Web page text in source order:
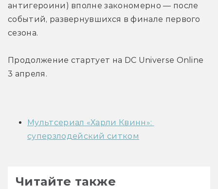
антигероини) вполне закономерно — после
событий, развернувшихся в финале первого
сезона.
Продолжение стартует на DC Universe Online
3 апреля.
Мультсериал «Харли Квинн»:
суперзлодейский ситком
Читайте также